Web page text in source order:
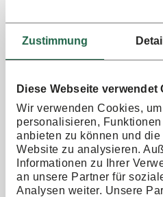
Zustimmung
Diese Webseite verwendet
Wir verwenden Cookies,
personalisieren,
anbieten zu können und
Website zu analysieren.
Informationen zu Ihrer
an unsere Partner für
Analysen weiter. Unsere
Man spürt, dass die
Liebe in die Herstellung ihrer
einzigartiges Design,
Handgefertigtes sucht, wird
Frühlings Markt mit dem
Messe sicher fündig.
Preis
€ 3,-; Kinder bis einschl. 12